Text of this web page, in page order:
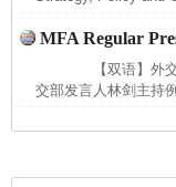
MFA Regular
【双语】外交
交部发言人林剑主持